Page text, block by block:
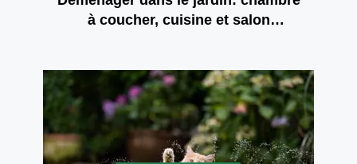
à coucher, cuisine et salon